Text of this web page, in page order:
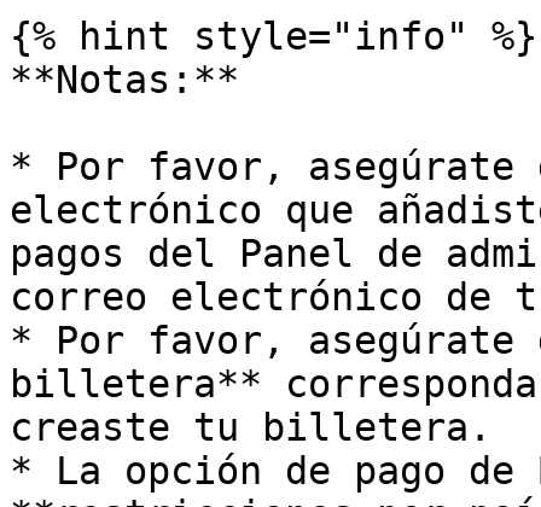
{% hint style="info" %}
**Notas:**
* Por favor, asegúrate
electrónico que
pagos del Panel de
correo electrónico de
* Por favor, asegúrate
billetera**
creaste tu billetera.
* La opción de pago